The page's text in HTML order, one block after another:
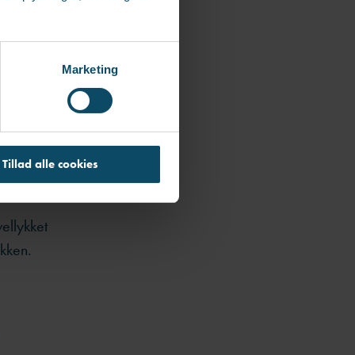
Marketing
Tillad alle cookies
ind i